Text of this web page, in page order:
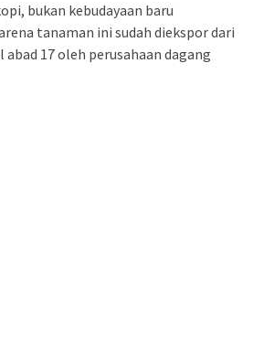
bukan kebudayaan baru
tanaman ini sudah diekspor dari
abad 17 oleh perusahaan dagang